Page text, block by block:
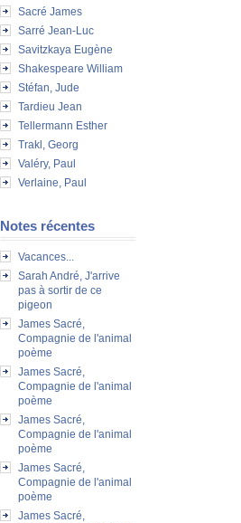
Sacré James
Sarré Jean-Luc
Savitzkaya Eugène
Shakespeare William
Stéfan, Jude
Tardieu Jean
Tellermann Esther
Trakl, Georg
Valéry, Paul
Verlaine, Paul
Notes récentes
Vacances...
Sarah André, J'arrive
pas à sortir de ce
pigeon
James Sacré,
Compagnie de l'animal
poème
James Sacré,
Compagnie de l'animal
poème
James Sacré,
Compagnie de l'animal
poème
James Sacré,
Compagnie de l'animal
poème
James Sacré,